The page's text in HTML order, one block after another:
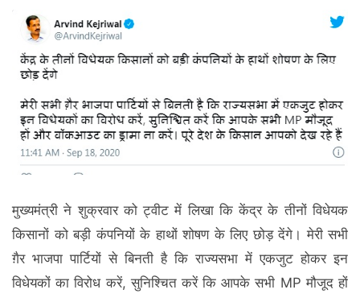
मुख्यमंत्री ने शुक्रवार को ट्वीट में लिखा कि केंद्र के तीनों विधेयक
किसानों को बड़ी कंपनियों के हाथों शोषण के लिए छोड़ देंगे। मेरी सभी
ग़ैर भाजपा पार्टियों से बिनती है कि राज्यसभा में एकजुट होकर इन
विधेयकों का विरोध करें, सुनिश्चित करें कि आपके सभी MP मौजूद हों